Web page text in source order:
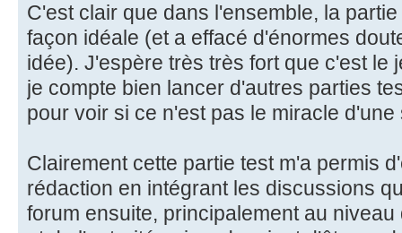
C'est clair que dans l'ensemble, la
façon idéale (et a effacé d'énormes
idée). J'espère très très fort que c'est le
je compte bien lancer d'autres parties
pour voir si ce n'est pas le miracle d'une
Clairement cette partie test m'a permis
rédaction en intégrant les discussions
forum ensuite, principalement au